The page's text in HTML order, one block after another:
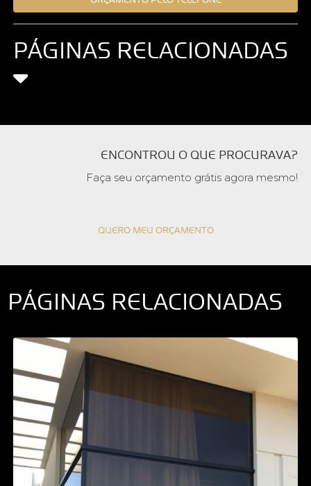
PÁGINAS RELACIONADAS
ENCONTROU O QUE PROCURAVA?
Faça seu orçamento grátis agora mesmo!
QUERO MEU ORÇAMENTO
PÁGINAS RELACIONADAS